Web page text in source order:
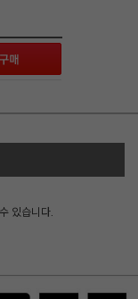
있습니다.